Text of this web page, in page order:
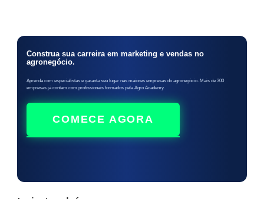
Construa sua carreira em marketing e vendas no
agronegócio.
Aprenda com especialistas e garanta seu lugar nas maiores empresas do agronegócio. Mais de 300
empresas já contam com profissionais formados pela Agro Academy.
COMECE AGORA